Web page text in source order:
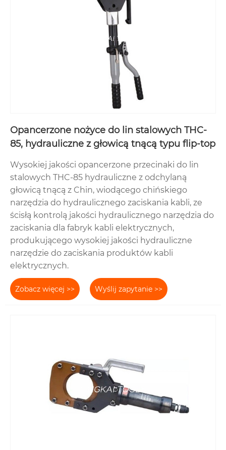
Opancerzone nożyce do lin stalowych THC-
85, hydrauliczne z głowicą tnącą typu flip-top
Wysokiej jakości opancerzone przecinaki do lin
stalowych THC-85 hydrauliczne z odchylaną
głowicą tnącą z Chin, wiodącego chińskiego
narzędzia do hydraulicznego zaciskania kabli, ze
ścisłą kontrolą jakości hydraulicznego narzędzia do
zaciskania dla fabryk kabli elektrycznych,
produkującego wysokiej jakości hydrauliczne
narzędzie do zaciskania produktów kabli
elektrycznych.
Zobacz więcej >> Wyślij zapytanie >>